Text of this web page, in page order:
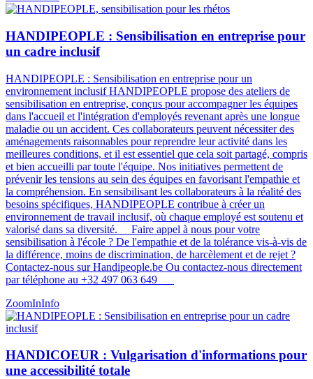
HANDIPEOPLE : Sensibilisation en entreprise pour
un cadre inclusif
HANDIPEOPLE : Sensibilisation en entreprise pour un
environnement inclusif HANDIPEOPLE propose des ateliers de
sensibilisation en entreprise, conçus pour accompagner les équipes
dans l'accueil et l'intégration d'employés revenant après une longue
maladie ou un accident. Ces collaborateurs peuvent nécessiter des
aménagements raisonnables pour reprendre leur activité dans les
meilleures conditions, et il est essentiel que cela soit partagé, compris
et bien accueilli par toute l'équipe. Nos initiatives permettent de
prévenir les tensions au sein des équipes en favorisant l'empathie et
la compréhension. En sensibilisant les collaborateurs à la réalité des
besoins spécifiques, HANDIPEOPLE contribue à créer un
environnement de travail inclusif, où chaque employé est soutenu et
valorisé dans sa diversité​​. Faire appel à nous pour votre
sensibilisation à l'école ? De l'empathie et de la tolérance vis-à-vis de
la différence, moins de discrimination, de harcèlement et de rejet ?
Contactez-nous sur Handipeople.be Ou contactez-nous directement
par téléphone au +32 497 063 649
ZoomInInfo
HANDICOEUR : Vulgarisation d'informations pour
une accessibilité totale